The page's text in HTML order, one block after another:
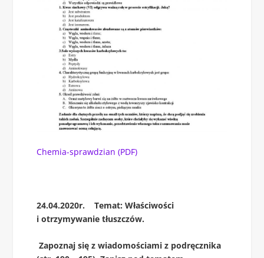
Chemia-sprawdzian (PDF)
24.04.2020r. Temat: Właściwości
i otrzymywanie tłuszczów.
Zapoznaj się z wiadomościami z podręcznika